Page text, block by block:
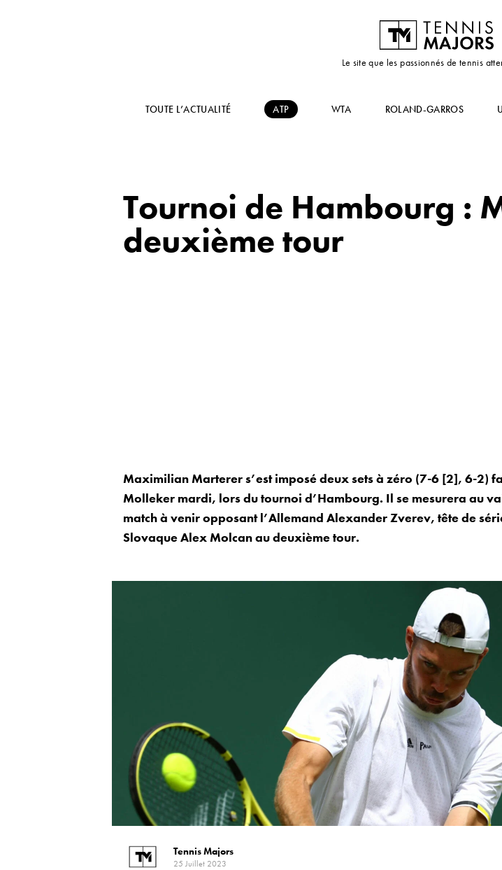
Le site que les passionnés de tennis
TOUTE L’ACTUALITÉ ATP WTA ROLAND-GARROS
Tournoi de Hambourg :
deuxième tour
Maximilian Marterer s’est imposé deux sets à zéro (7-6 [2], 6-2)
Molleker mardi, lors du tournoi d’Hambourg. Il se mesurera au
match à venir opposant l’Allemand Alexander Zverev, tête de
Slovaque Alex Molcan au deuxième tour.
Tennis Majors
25 Juillet 2023